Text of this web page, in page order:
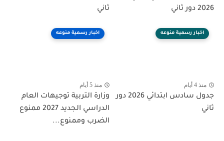
2026 دور ثاني
ثاني
اخبار رسمية منوعه
منذ 4 أيام
جدول سادس ابتدائي 2026 دور
ثاني
اخبار رسمية منوعه
منذ 5 أيام
وزارة التربية توجيهات العام
الدراسي الجديد 2027 ممنوع
الضرب وممنوع...